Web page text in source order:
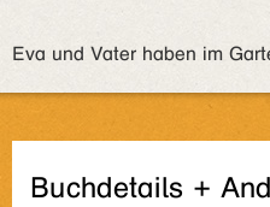
Eva und Vater haben im
Buchdetails +